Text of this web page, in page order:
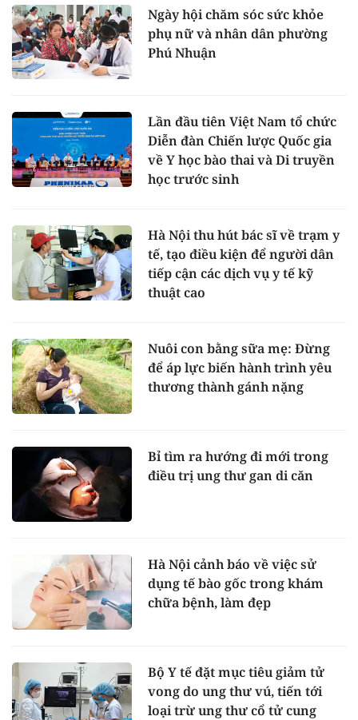
Ngày hội chăm sóc sức khỏe
phụ nữ và nhân dân phường
Phú Nhuận
Lần đầu tiên Việt Nam tổ chức
Diễn đàn Chiến lược Quốc gia
về Y học bào thai và Di truyền
học trước sinh
Hà Nội thu hút bác sĩ về trạm y
tế, tạo điều kiện để người dân
tiếp cận các dịch vụ y tế kỹ
thuật cao
Nuôi con bằng sữa mẹ: Đừng
để áp lực biến hành trình yêu
thương thành gánh nặng
Bỉ tìm ra hướng đi mới trong
điều trị ung thư gan di căn
Hà Nội cảnh báo về việc sử
dụng tế bào gốc trong khám
chữa bệnh, làm đẹp
Bộ Y tế đặt mục tiêu giảm tử
vong do ung thư vú, tiến tới
loại trừ ung thư cổ tử cung